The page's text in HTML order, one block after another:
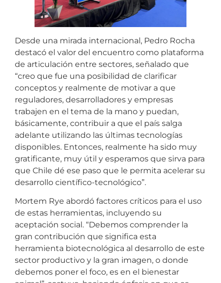
Desde una mirada internacional, Pedro Rocha
destacó el valor del encuentro como plataforma
de articulación entre sectores, señalado que
“creo que fue una posibilidad de clarificar
conceptos y realmente de motivar a que
reguladores, desarrolladores y empresas
trabajen en el tema de la mano y puedan,
básicamente, contribuir a que el país salga
adelante utilizando las últimas tecnologías
disponibles. Entonces, realmente ha sido muy
gratificante, muy útil y esperamos que sirva para
que Chile dé ese paso que le permita acelerar su
desarrollo científico-tecnológico”.
Mortem Rye abordó factores críticos para el uso
de estas herramientas, incluyendo su
aceptación social. “Debemos comprender la
gran contribución que significa esta
herramienta biotecnológica al desarrollo de este
sector productivo y la gran imagen, o donde
debemos poner el foco, es en el bienestar